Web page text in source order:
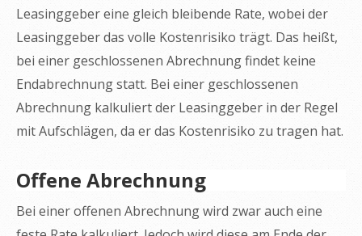
Leasinggeber eine gleich bleibende Rate, wobei der
Leasinggeber das volle Kostenrisiko trägt. Das heißt,
bei einer geschlossenen Abrechnung findet keine
Endabrechnung statt. Bei einer geschlossenen
Abrechnung kalkuliert der Leasinggeber in der Regel
mit Aufschlägen, da er das Kostenrisiko zu tragen hat.
Offene Abrechnung
Bei einer offenen Abrechnung wird zwar auch eine